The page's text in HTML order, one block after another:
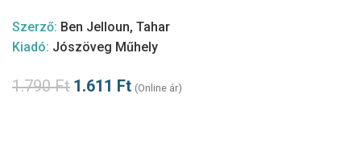
Szerző: Ben Jelloun, Tahar
Kiadó: Jószöveg Műhely
1.790Ft 1.611 Ft (Online ár)